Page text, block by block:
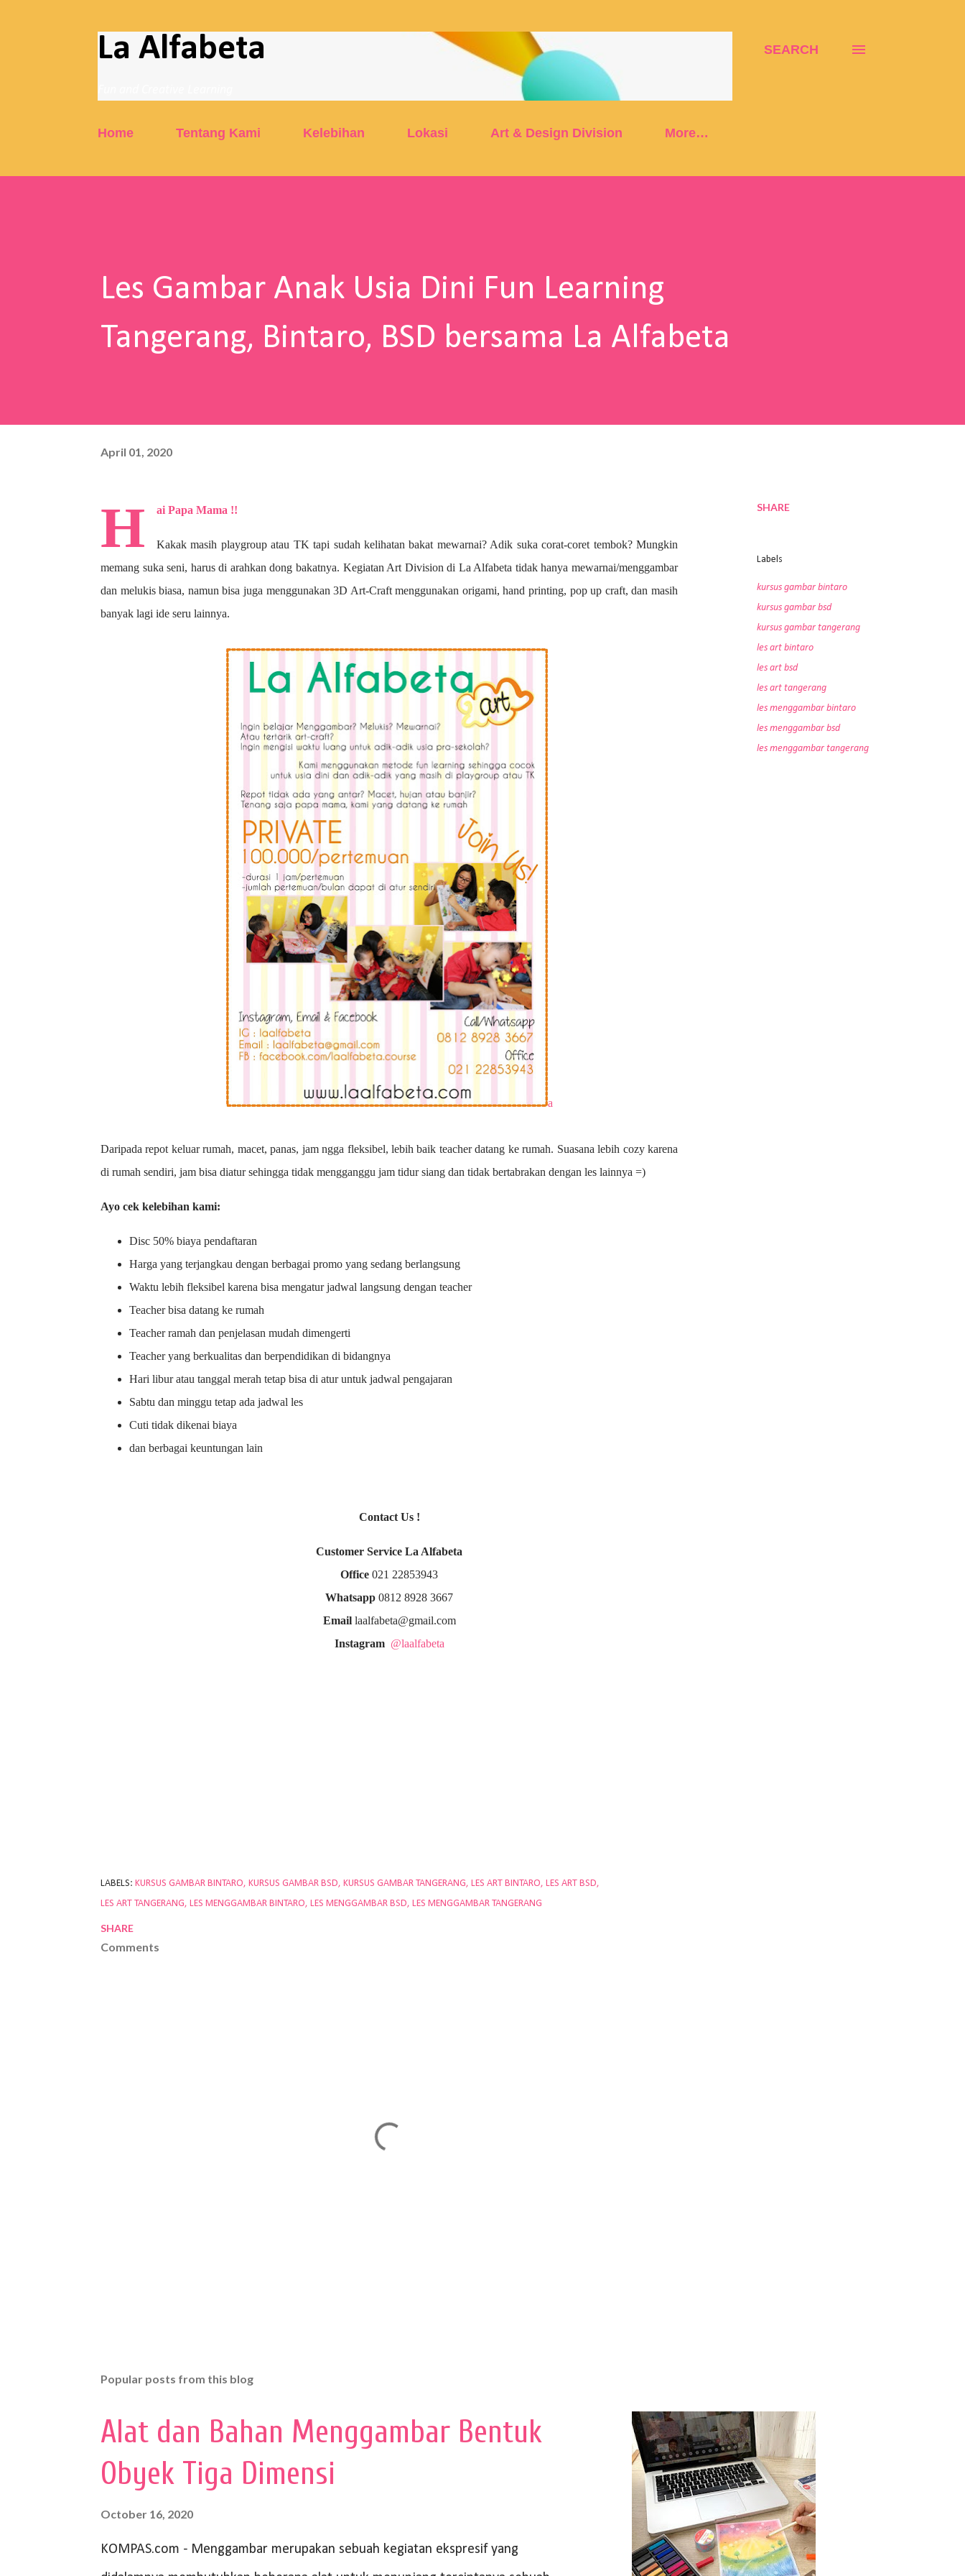
La Alfabeta SEARCH
Home Tentang Kami Kelebihan Lokasi Art & Design Division More…
Les Gambar Anak Usia Dini Fun Learning
Tangerang, Bintaro, BSD bersama La Alfabeta
April 01, 2020
H ai Papa Mama !!
Kakak masih playgroup atau TK tapi sudah kelihatan bakat mewarnai? Adik suka corat-coret tembok? Mungkin
memang suka seni, harus di arahkan dong bakatnya. Kegiatan Art Division di La Alfabeta tidak hanya mewarnai/menggambar
dan melukis biasa, namun bisa juga menggunakan 3D Art-Craft menggunakan origami, hand printing, pop up craft, dan masih
banyak lagi ide seru lainnya.
a
Daripada repot keluar rumah, macet, panas, jam ngga fleksibel, lebih baik teacher datang ke rumah. Suasana lebih cozy karena
di rumah sendiri, jam bisa diatur sehingga tidak mengganggu jam tidur siang dan tidak bertabrakan dengan les lainnya =)
Ayo cek kelebihan kami:
Disc 50% biaya pendaftaran
Harga yang terjangkau dengan berbagai promo yang sedang berlangsung
Waktu lebih fleksibel karena bisa mengatur jadwal langsung dengan teacher
Teacher bisa datang ke rumah
Teacher ramah dan penjelasan mudah dimengerti
Teacher yang berkualitas dan berpendidikan di bidangnya
Hari libur atau tanggal merah tetap bisa di atur untuk jadwal pengajaran
Sabtu dan minggu tetap ada jadwal les
Cuti tidak dikenai biaya
dan berbagai keuntungan lain
Contact Us !
Customer Service La Alfabeta
Office 021 22853943
Whatsapp 0812 8928 3667
Emaillaalfabeta@gmail.com
Instagram @laalfabeta
SHARE
Labels
kursus gambar bintaro
kursus gambar bsd
kursus gambar tangerang
les art bintaro
les art bsd
les art tangerang
les menggambar bintaro
les menggambar bsd
les menggambar tangerang
LABELS: KURSUS GAMBAR BINTARO KURSUS GAMBAR BSD KURSUS GAMBAR TANGERANG LES ART BINTARO LES ART BSD
LES ART TANGERANG LES MENGGAMBAR BINTARO LES MENGGAMBAR BSD LES MENGGAMBAR TANGERANG
SHARE
Comments
Popular posts from this blog
Alat dan Bahan Menggambar Bentuk
Obyek Tiga Dimensi
October 16, 2020
KOMPAS.com - Menggambar merupakan sebuah kegiatan ekspresif yang